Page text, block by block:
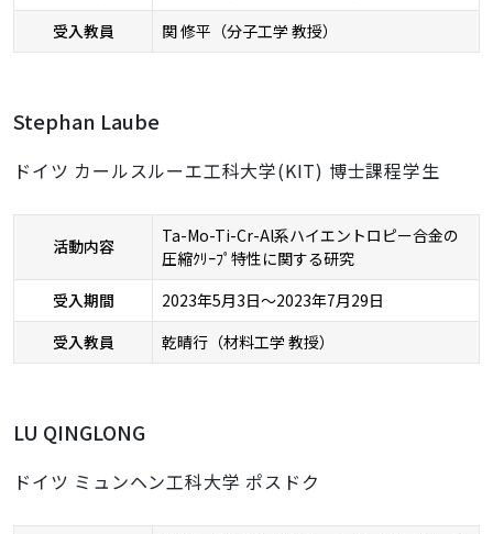
受入教員
関 修平（分子工学 教授）
Stephan Laube
ドイツ カールスルーエ工科大学(KIT) 博士課程学生
活動内容
Ta-Mo-Ti-Cr-Al系ハイエントロピー合金の
圧縮ｸﾘｰﾌﾟ特性に関する研究
受入期間
2023年5月3日～2023年7月29日
受入教員
乾晴行（材料工学 教授）
LU QINGLONG
ドイツ ミュンヘン工科大学 ポスドク